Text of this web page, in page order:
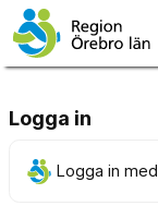
Logga in
Logga in med